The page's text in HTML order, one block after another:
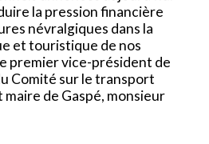
la pression financière
névralgiques dans la
et touristique de nos
premier vice-président de
Comité sur le transport
maire de Gaspé, monsieur